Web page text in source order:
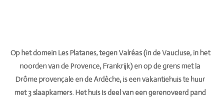
Op het domein Les Platanes, tegen Valréas (in de Vaucluse, in het
noorden van de Provence, Frankrijk) en op de grens met la
Drôme provençale en de Ardèche, is een vakantiehuis te huur
met 3 slaapkamers. Het huis is deel van een gerenoveerd pand